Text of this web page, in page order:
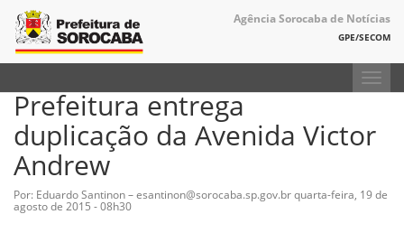
Agência Sorocaba de Notícias
GPE/SECOM
Prefeitura entrega
duplicação da Avenida Victor
Andrew
Por: Eduardo Santinon – esantinon@sorocaba.sp.gov.brquarta-feira, 19 de
agosto de 2015 - 08h30